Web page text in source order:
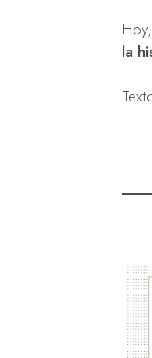
la